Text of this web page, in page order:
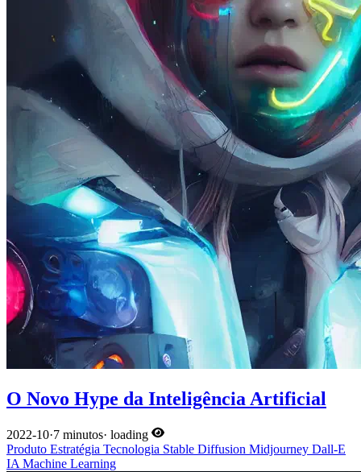
O Novo Hype da Inteligência Artificial
2022-10·7 minutos· loading
Produto Estratégia Tecnologia Stable Diffusion Midjourney Dall-E
IA Machine Learning